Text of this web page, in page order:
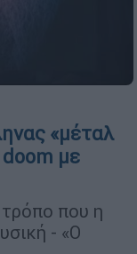
«μέταλ
doom με
που η
- «Ο